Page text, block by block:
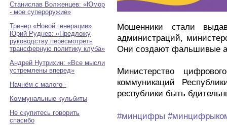
Станислав Волженцев: «Юмор
- мое супероружие»
Тренер «Новой генерации»
Юрий Руднев: «Предложу
руководству пересмотреть
трансферную политику клуба»
Андрей Нутрихин: «Все мысли
устремлены вперед»
Начнём с малого -
Коммунальные кульбиты
Не скупитесь говорить
спасибо
Мошенники стали
администраций,
Они создают фальшивые
Министерство
коммуникаций
республики быть
#минцифры